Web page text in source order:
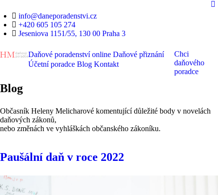
info@daneporadenstvi.cz
+420 605 105 274
Jeseniova 1151/55, 130 00 Praha 3
Daňové poradenství online Daňové přiznání
Účetní poradce Blog Kontakt
Chci
daňového
poradce
Blog
Občasník Heleny Melicharové komentující důležité body v novelách
daňových zákonů,
nebo změnách ve vyhláškách občanského zákoníku.
Paušální daň v roce 2022